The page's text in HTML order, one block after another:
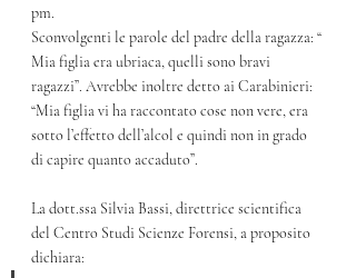
pm.
Sconvolgenti le parole del padre della ragazza: “
Mia figlia era ubriaca, quelli sono bravi
ragazzi”. Avrebbe inoltre detto ai Carabinieri:
“Mia figlia vi ha raccontato cose non vere, era
sotto l’effetto dell’alcol e quindi non in grado
di capire quanto accaduto”.
La dott.ssa Silvia Bassi, direttrice scientifica
del Centro Studi Scienze Forensi, a proposito
dichiara: